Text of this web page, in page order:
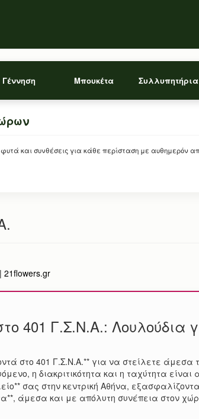
Γέννηση Μπουκέτα Συλλυπητήρια
φυτά και συνθέσεις για κάθε περίσταση με αυθημερόν
401 Γ.Σ.Ν.Α.: Λουλούδια
στο 401 Γ.Σ.Ν.Α.** για να στείλετε άμεσα
η διακριτικότητα και η ταχύτητα είναι
σας στην κεντρική Αθήνα,
άμεσα και με απόλυτη συνέπεια στον